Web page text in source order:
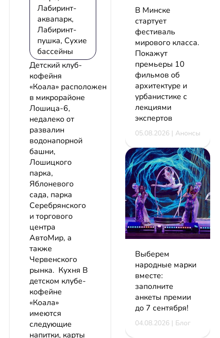
Лабиринт-
аквапарк,
Лабиринт-
пушка, Сухие
бассейны
Детский клуб-
кофейня
«Коала» расположен
в микрорайоне
Лошица-6,
недалеко от
развалин
водонапорной
башни,
Лошицкого
парка,
Яблоневого
сада, парка
Серебрянского
и торгового
центра
АвтоМир, а
также
Червенского
рынка. Кухня В
детском клубе-
кофейне
«Коала»
имеются
следующие
напитки, карты
В Минске
стартует
фестиваль
мирового класса.
Покажут
премьеры 10
фильмов об
архитектуре и
урбанистике с
лекциями
экспертов
05.08.2026 | Анонсы
Выберем
народные марки
вместе:
заполните
анкеты премии
до 7 сентября!
04.08.2026 | Блог